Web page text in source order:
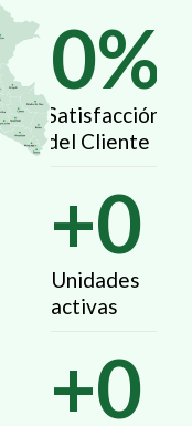
Satisfacción
del Cliente
0%
Unidades
activas
+0
+0